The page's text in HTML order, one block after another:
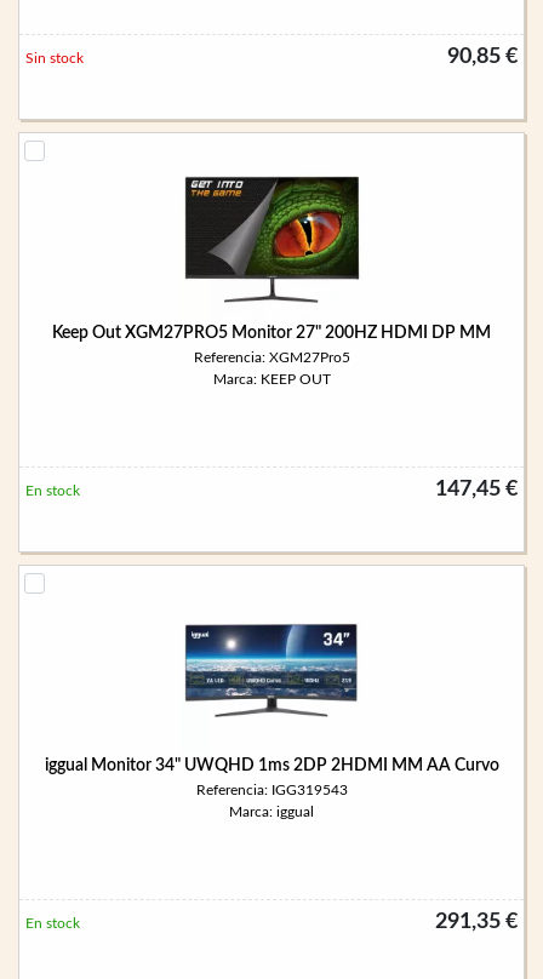
90,85 €
Sin stock
Keep Out XGM27PRO5 Monitor 27" 200HZ HDMI DP MM
Referencia: XGM27Pro5
Marca: KEEP OUT
147,45 €
En stock
iggual Monitor 34" UWQHD 1ms 2DP 2HDMI MM AA Curvo
Referencia: IGG319543
Marca: iggual
291,35 €
En stock